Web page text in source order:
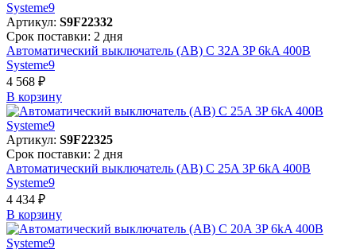
Артикул: S9F22332
Срок поставки: 2 дня
Автоматический выключатель (АВ) C 32A 3P 6kA 400В
Systeme9
4 568 ₽
В корзинy
Артикул: S9F22325
Срок поставки: 2 дня
Автоматический выключатель (АВ) C 25A 3P 6kA 400В
Systeme9
4 434 ₽
В корзинy